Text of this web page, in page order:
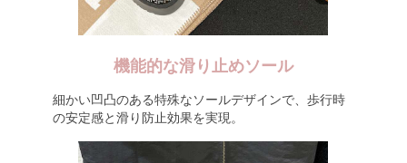
機能的な滑り止めソール
細かい凹凸のある特殊なソールデザインで、歩行時
の安定感と滑り防止効果を実現。